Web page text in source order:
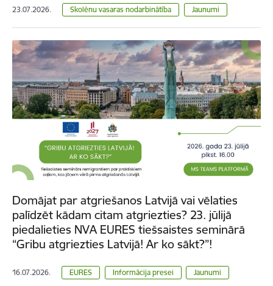
23.07.2026. Skolēnu vasaras nodarbinātība Jaunumi
Domājat par atgriešanos Latvijā vai vēlaties
palīdzēt kādam citam atgriezties? 23. jūlijā
piedalieties NVA EURES tiešsaistes seminārā
“Gribu atgriezties Latvijā! Ar ko sākt?”!
16.07.2026. EURES Informācija presei Jaunumi